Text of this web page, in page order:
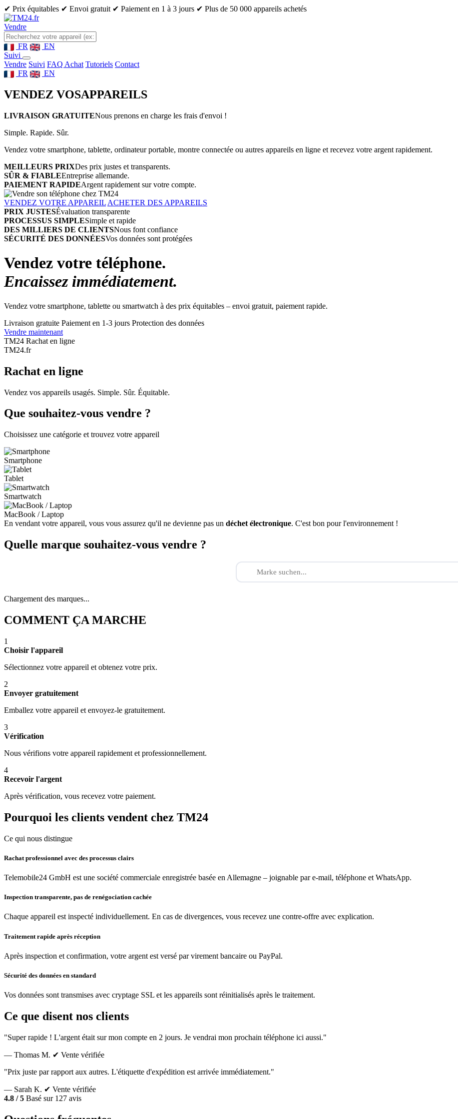
✔ Prix équitables ✔ Envoi gratuit ✔ Paiement en 1 à 3 jours ✔ Plus de 50 000 appareils achetés
Vendre
FR
EN
Suivi
Vendre Suivi FAQ Achat Tutoriels Contact
FR
EN
VENDEZ VOSAPPAREILS
LIVRAISON GRATUITENous prenons en charge les frais d'envoi !
Simple. Rapide. Sûr.
Vendez votre smartphone, tablette, ordinateur portable, montre connectée ou autres appareils en ligne et recevez votre argent rapidement.
MEILLEURS PRIXDes prix justes et transparents.
SÛR & FIABLEEntreprise allemande.
PAIEMENT RAPIDEArgent rapidement sur votre compte.
VENDEZ VOTRE APPAREIL ACHETER DES APPAREILS
PRIX JUSTESÉvaluation transparente
PROCESSUS SIMPLESimple et rapide
DES MILLIERS DE CLIENTSNous font confiance
SÉCURITÉ DES DONNÉESVos données sont protégées
Vendez votre téléphone.
Encaissez immédiatement.
Vendez votre smartphone, tablette ou smartwatch à des prix équitables – envoi gratuit, paiement rapide.
Livraison gratuite Paiement en 1-3 jours Protection des données
Vendre maintenant
TM24 Rachat en ligne
TM24.fr
Rachat en ligne
Vendez vos appareils usagés. Simple. Sûr. Équitable.
Que souhaitez-vous vendre ?
Choisissez une catégorie et trouvez votre appareil
Smartphone
Tablet
Smartwatch
MacBook / Laptop
En vendant votre appareil, vous vous assurez qu'il ne devienne pas un déchet électronique. C'est bon pour l'environnement !
Quelle marque souhaitez-vous vendre ?
Chargement des marques...
COMMENT ÇA MARCHE
1
Choisir l'appareil
Sélectionnez votre appareil et obtenez votre prix.
2
Envoyer gratuitement
Emballez votre appareil et envoyez-le gratuitement.
3
Vérification
Nous vérifions votre appareil rapidement et professionnellement.
4
Recevoir l'argent
Après vérification, vous recevez votre paiement.
Pourquoi les clients vendent chez TM24
Ce qui nous distingue
Rachat professionnel avec des processus clairs
Telemobile24 GmbH est une société commerciale enregistrée basée en Allemagne – joignable par e-mail, téléphone et WhatsApp.
Inspection transparente, pas de renégociation cachée
Chaque appareil est inspecté individuellement. En cas de divergences, vous recevez une contre-offre avec explication.
Traitement rapide après réception
Après inspection et confirmation, votre argent est versé par virement bancaire ou PayPal.
Sécurité des données en standard
Vos données sont transmises avec cryptage SSL et les appareils sont réinitialisés après le traitement.
Ce que disent nos clients
"Super rapide ! L'argent était sur mon compte en 2 jours. Je vendrai mon prochain téléphone ici aussi."
— Thomas M. ✔ Vente vérifiée
"Prix juste par rapport aux autres. L'étiquette d'expédition est arrivée immédiatement."
— Sarah K. ✔ Vente vérifiée
4.8 / 5 Basé sur 127 avis